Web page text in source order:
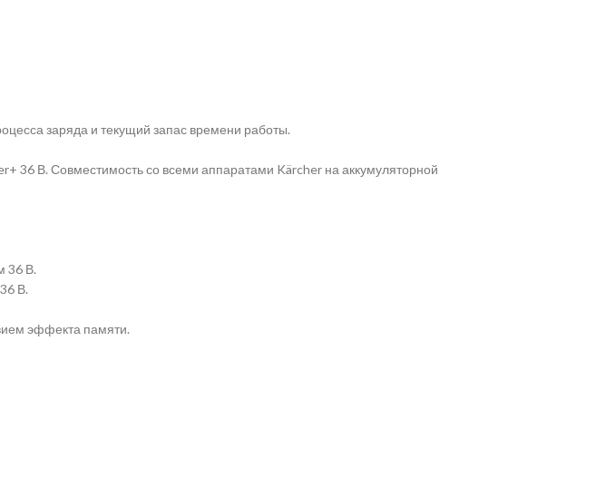
заряда и текущий запас времени работы.
36 В. Совместимость со всеми аппаратами Kärcher на аккумуляторной
36 В.
В.
эффекта памяти.